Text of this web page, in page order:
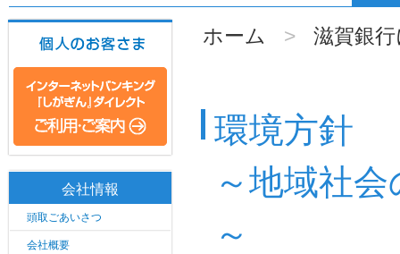
会社情報
頭取ごあいさつ
会社概要
ホーム > 滋賀銀
環境方針
～地域社
～